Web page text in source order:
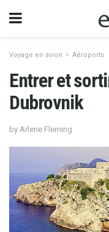
Voyage en avion Aéroports
Entrer et
Dubrovnik
by Arlene Fleming